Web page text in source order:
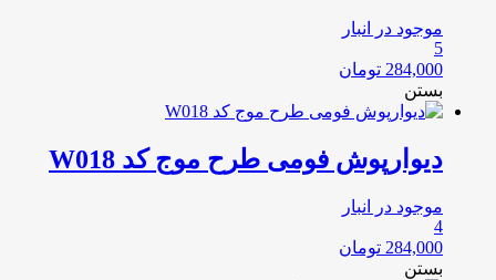
موجود در انبار
5
284,000 تومان
بستن
دیوارپوش فومی طرح موج کد W018
موجود در انبار
4
284,000 تومان
بستن